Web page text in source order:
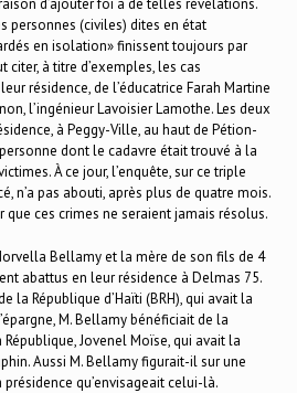
d’ajouter foi à de telles révélations.
personnes (civiles) dites en état
en isolation» finissent toujours par
citer, à titre d’exemples, les cas
résidence, de l’éducatrice Farah Martine
l’ingénieur Lavoisier Lamothe. Les deux
à Peggy-Ville, au haut de Pétion-
dont le cadavre était trouvé à la
À ce jour, l’enquête, sur ce triple
n’a pas abouti, après plus de quatre mois.
que ces crimes ne seraient jamais résolus.
Bellamy et la mère de son fils de 4
abattus en leur résidence à Delmas 75.
la République d’Haïti (BRH), qui avait la
M. Bellamy bénéficiait de la
Jovenel Moïse, qui avait la
Aussi M. Bellamy figurait-il sur une
qu’envisageait celui-là.